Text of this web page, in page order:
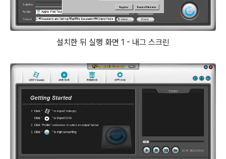
설치한 뒤 실행 화면 1 - 내그 스크린